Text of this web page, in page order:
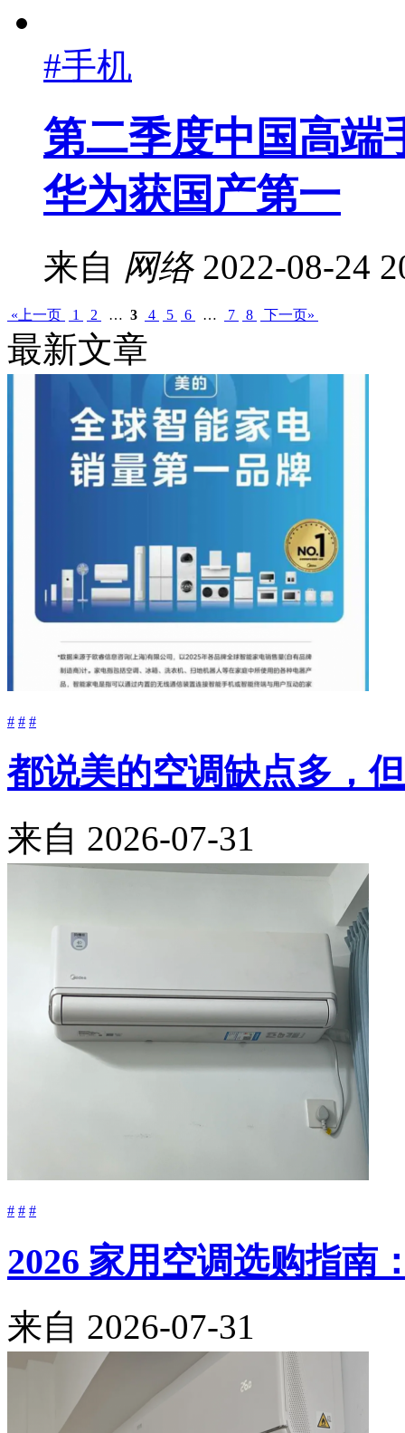
#手机
第二季度中国高端
华为获国产第一
来自 网络 2022-08-24
«上一页 1 2 … 3 4 5 6 … 7 8 下一页»
最新文章
# # #
都说美的空调缺点多，
来自 2026-07-31
# # #
2026 家用空调选购指南
来自 2026-07-31